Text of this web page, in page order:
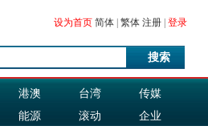
设为首页 简体 繁体 注册 登录
搜索
港澳 台湾
传媒
能源
滚动
企业